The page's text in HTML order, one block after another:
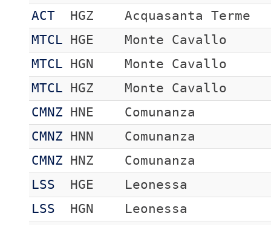
ACT
HGZ
Acquasanta Terme
MTCL
HGE
Monte Cavallo
MTCL
HGN
Monte Cavallo
MTCL
HGZ
Monte Cavallo
CMNZ
HNE
Comunanza
CMNZ
HNN
Comunanza
CMNZ
HNZ
Comunanza
LSS
HGE
Leonessa
LSS
HGN
Leonessa